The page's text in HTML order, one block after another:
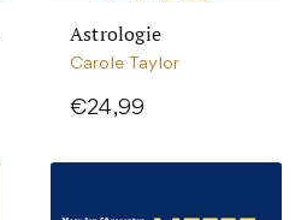
Astrologie
Carole Taylor
€24,99